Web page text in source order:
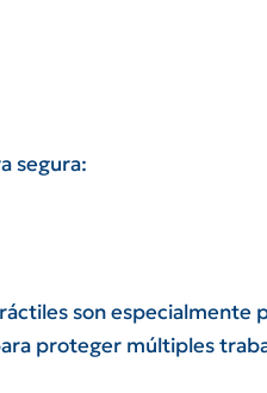
segura:
son especialmente
proteger múltiples